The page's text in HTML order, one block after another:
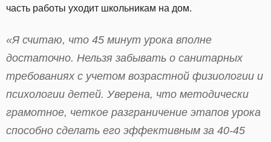
часть работы уходит школьникам на дом.
«Я считаю, что 45 минут урока вполне
достаточно. Нельзя забывать о санитарных
требованиях с учетом возрастной физиологии и
психологии детей. Уверена, что методически
грамотное, четкое разграничение этапов урока
способно сделать его эффективным за 40-45